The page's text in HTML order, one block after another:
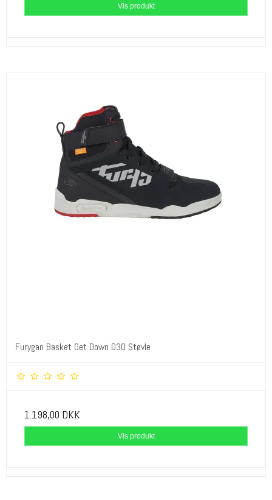
Vis produkt
Furygan Basket Get Down D3O Støvle
1.198,00 DKK
Vis produkt